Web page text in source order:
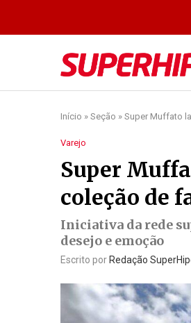
Início » Seção » Super Muffato
Varejo
Super
coleção de
Iniciativa da rede
desejo e emoção
Escrito por Redação